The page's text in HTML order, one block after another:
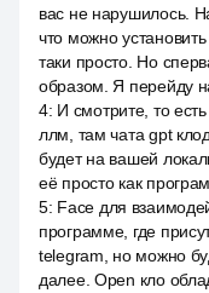
вас не нарушилось.
что можно
таки просто. Но
образом. Я перейду
4: И смотрите, то
ллм, там чата gpt
будет на вашей
её просто как
5: Face для
программе, где
telegram, но можно
далее. Open кло